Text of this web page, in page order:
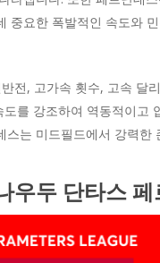
중요한 폭발적인 속도와
전, 고가속 횟수, 고속
를 강조하여 역동적이
는 미드필드에서 강력
우두 단타스 페